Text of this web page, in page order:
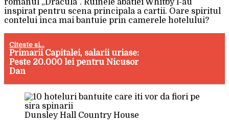
romanul „Dracula”. Ruinele abatiei Whitby l-au
inspirat pentru scena principala a cartii. Oare spiritul
contelui inca mai bantuie prin camerele hotelului?
Citeste si...
Primarii Capitalei, salarii uriase:
Peste 20.000 lei pentru Nicusor
Dan
Dunsley Hall Country House